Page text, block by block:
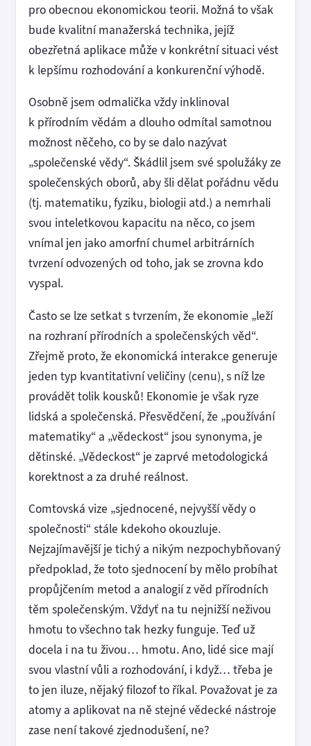
pro obecnou ekonomickou teorii. Možná to však
bude kvalitní manažerská technika, jejíž
obezřetná aplikace může v konkrétní situaci vést
k lepšímu rozhodování a konkurenční výhodě.
Osobně jsem odmalička vždy inklinoval
k přírodním vědám a dlouho odmítal samotnou
možnost něčeho, co by se dalo nazývat
„společenské vědy“. Škádlil jsem své spolužáky ze
společenských oborů, aby šli dělat pořádnu vědu
(tj. matematiku, fyziku, biologii atd.) a nemrhali
svou inteletkovou kapacitu na něco, co jsem
vnímal jen jako amorfní chumel arbitrárních
tvrzení odvozených od toho, jak se zrovna kdo
vyspal.
Často se lze setkat s tvrzením, že ekonomie „leží
na rozhraní přírodních a společenských věd“.
Zřejmě proto, že ekonomická interakce generuje
jeden typ kvantitativní veličiny (cenu), s níž lze
provádět tolik kousků! Ekonomie je však ryze
lidská a společenská. Přesvědčení, že „používání
matematiky“ a „vědeckost“ jsou synonyma, je
dětinské. „Vědeckost“ je zaprvé metodologická
korektnost a za druhé reálnost.
Comtovská vize „sjednocené, nejvyšší vědy o
společnosti“ stále kdekoho okouzluje.
Nejzajímavější je tichý a nikým nezpochybňovaný
předpoklad, že toto sjednocení by mělo probíhat
propůjčením metod a analogií z věd přírodních
těm společenským. Vždyť na tu nejnižší neživou
hmotu to všechno tak hezky funguje. Teď už
docela i na tu živou… hmotu. Ano, lidé sice mají
svou vlastní vůli a rozhodování, i když… třeba je
to jen iluze, nějaký filozof to říkal. Považovat je za
atomy a aplikovat na ně stejné vědecké nástroje
zase není takové zjednodušení, ne?